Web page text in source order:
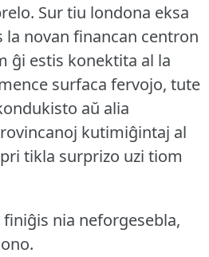
Sur tiu londona eksa
novan financan centron
ĝi estis konektita al la
surfaca fervojo, tute
aŭ alia
kutimiĝintaj al
tikla surprizo uzi tiom
nia neforgesebla,